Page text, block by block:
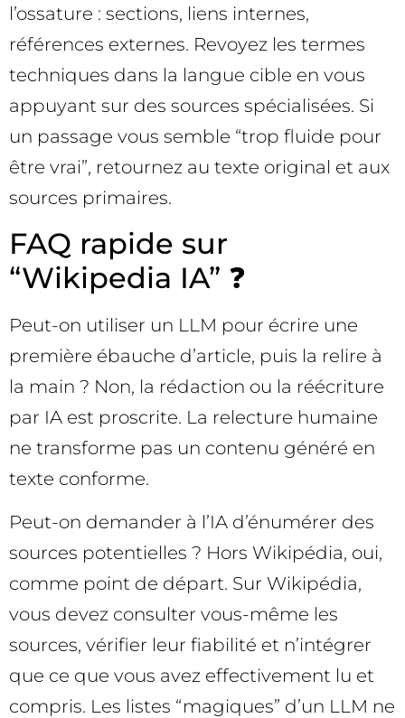
l’ossature : sections, liens internes,
références externes. Revoyez les termes
techniques dans la langue cible en vous
appuyant sur des sources spécialisées. Si
un passage vous semble “trop fluide pour
être vrai”, retournez au texte original et aux
sources primaires.
FAQ rapide sur
“Wikipedia IA” ❓
Peut-on utiliser un LLM pour écrire une
première ébauche d’article, puis la relire à
la main ? Non, la rédaction ou la réécriture
par IA est proscrite. La relecture humaine
ne transforme pas un contenu généré en
texte conforme.
Peut-on demander à l’IA d’énumérer des
sources potentielles ? Hors Wikipédia, oui,
comme point de départ. Sur Wikipédia,
vous devez consulter vous-même les
sources, vérifier leur fiabilité et n’intégrer
que ce que vous avez effectivement lu et
compris. Les listes “magiques” d’un LLM ne